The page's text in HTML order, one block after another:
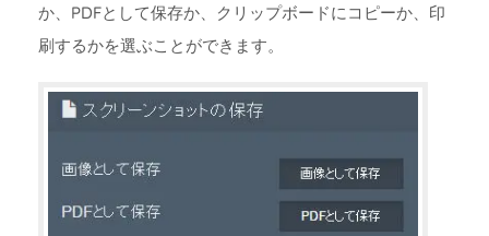
か、PDFとして保存か、クリップボードにコピーか、印
刷するかを選ぶことができます。